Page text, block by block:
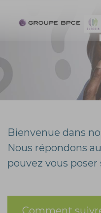
Passer au
Bienvenue dans
Nous répondons
pouvez vous poser
Comment